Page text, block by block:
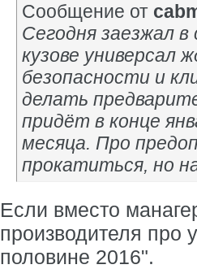
Сообщение от
Сегодня заезжал
кузове универсал
безопасности и
делать
придёт в конце
месяца. Про
прокатиться, но
Если вместо
производителя про
половине 2016".